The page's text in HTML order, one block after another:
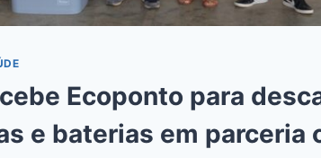
Ecoponto para
e baterias em parceria